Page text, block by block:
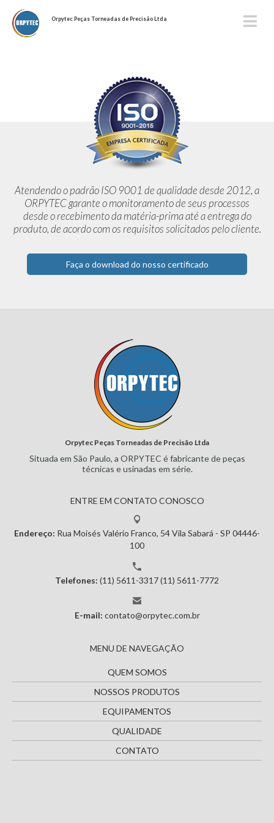
Orpytec Peças Torneadas de Precisão Ltda
Atendendo o padrão ISO 9001 de qualidade desde 2012,a
ORPYTEC garante o monitoramento de seus processos
desde orecebimento da matéria-prima até a entrega do
produto, de acordocom os requisitos solicitados pelo cliente.
Faça o download do nosso certificado
Orpytec Peças Torneadas de Precisão Ltda
Situada em São Paulo, a ORPYTEC é fabricante de peças
técnicas eusinadas em série.
ENTRE EM CONTATO CONOSCO
Endereço: Rua Moisés Valério Franco, 54Vila Sabará - SP 04446-
100
Telefones: (11) 5611-3317(11) 5611-7772
E-mail: contato@orpytec.com.br
MENU DE NAVEGAÇÃO
QUEM SOMOS
NOSSOS PRODUTOS
EQUIPAMENTOS
QUALIDADE
CONTATO